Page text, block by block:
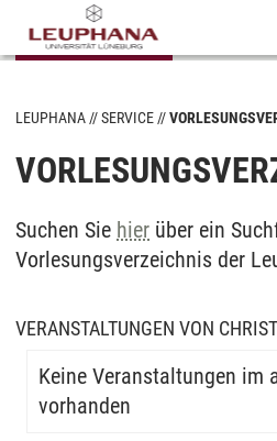
LEUPHANA SERVICE
Suchen Sie hier über ein
Vorlesungsverzeichnis der
VERANSTALTUNGEN VON
Keine Veranstaltungen im
vorhanden